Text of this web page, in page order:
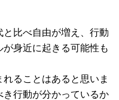
比べ自由が増え、行動
身近に起きる可能性も
ることはあると思いま
行動が分かっているか